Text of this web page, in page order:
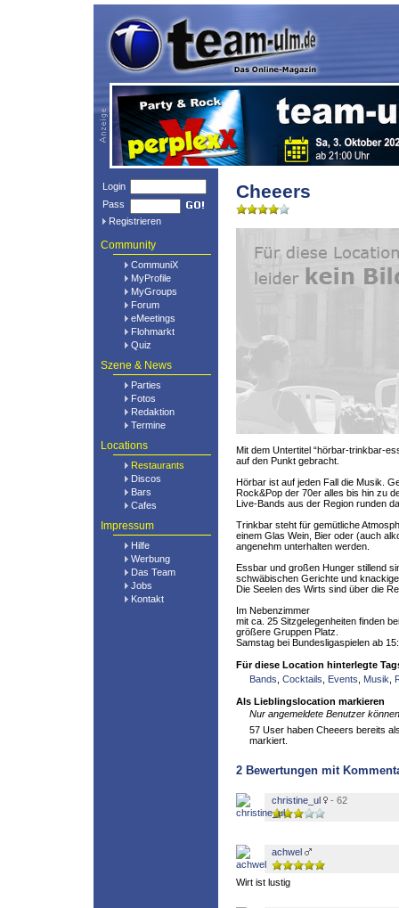
Login
Pass
Registrieren
Community
CommuniX
MyProfile
MyGroups
Forum
eMeetings
Flohmarkt
Quiz
Szene & News
Parties
Fotos
Redaktion
Termine
Locations
Restaurants
Discos
Bars
Cafes
Impressum
Hilfe
Werbung
Das Team
Jobs
Kontakt
Cheeers
Mit dem Untertitel “hörbar-trinkbar-
auf den Punkt gebracht.
Hörbar ist auf jeden Fall die Musik.
Rock&Pop der 70er alles bis hin zu
Live-Bands aus der Region runden
Trinkbar steht für gemütliche
einem Glas Wein, Bier oder (auch
angenehm unterhalten werden.
Essbar und großen Hunger stillend
schwäbischen Gerichte und
Die Seelen des Wirts sind über die
Im Nebenzimmer
mit ca. 25 Sitzgelegenheiten finden
größere Gruppen Platz.
Samstag bei Bundesligaspielen ab
Für diese Location hinterlegte
Bands Cocktails Events Musik
Als Lieblingslocation markieren
Nur angemeldete Benutzer
57 User haben Cheeers bereits
markiert.
2 Bewertungen mit
christine_ul - 62
achwel
Wirt ist lustig